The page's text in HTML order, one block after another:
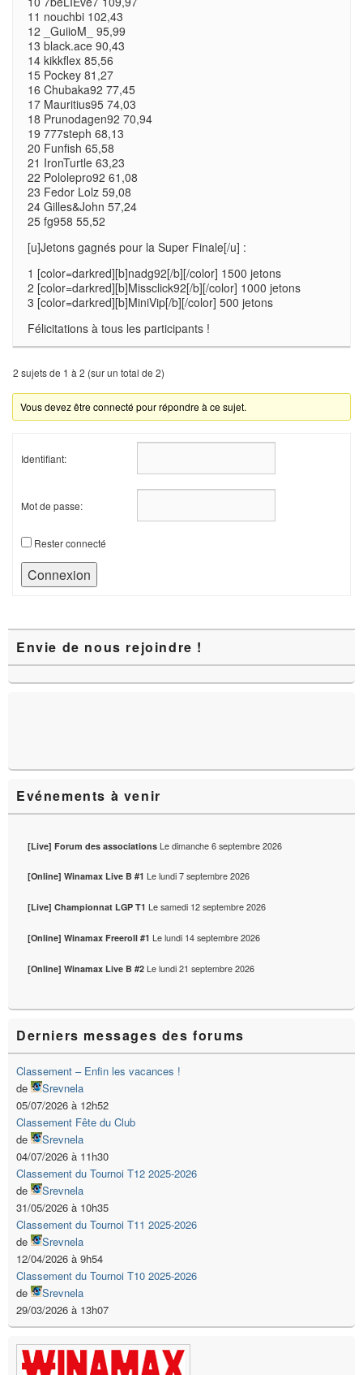
11 nouchbi 102,43
12 _GuiioM_ 95,99
13 black.ace 90,43
14 kikkflex 85,56
15 Pockey 81,27
16 Chubaka92 77,45
17 Mauritius95 74,03
18 Prunodagen92 70,94
19 777steph 68,13
20 Funfish 65,58
21 IronTurtle 63,23
22 Pololepro92 61,08
23 Fedor Lolz 59,08
24 Gilles&John 57,24
25 fg958 55,52
[u]Jetons gagnés pour la Super Finale[/u] :
1 [color=darkred][b]nadg92[/b][/color] 1500 jetons
2 [color=darkred][b]Missclick92[/b][/color] 1000 jetons
3 [color=darkred][b]MiniVip[/b][/color] 500 jetons
Félicitations à tous les participants !
2 sujets de 1 à 2 (sur un total de 2)
Vous devez être connecté pour répondre à ce sujet.
Identifiant:
Mot de passe:
Rester connecté
Connexion
principale
de
widget
Envie de nous rejoindre !
Evénements à venir
[Live] Forum des associations Ledimanche 6 septembre 2026
[Online] Winamax Live B #1 Lelundi 7 septembre 2026
[Live] Championnat LGP T1 Lesamedi 12 septembre 2026
[Online] Winamax Freeroll #1 Lelundi 14 septembre 2026
[Online] Winamax Live B #2 Lelundi 21 septembre 2026
Derniers messages des forums
Classement – Enfin les vacances !
de
Srevnela
05/07/2026 à 12h52
Classement Fête du Club
de
Srevnela
04/07/2026 à 11h30
Classement du Tournoi T12 2025-2026
de
Srevnela
31/05/2026 à 10h35
Classement du Tournoi T11 2025-2026
de
Srevnela
12/04/2026 à 9h54
Classement du Tournoi T10 2025-2026
de
Srevnela
29/03/2026 à 13h07